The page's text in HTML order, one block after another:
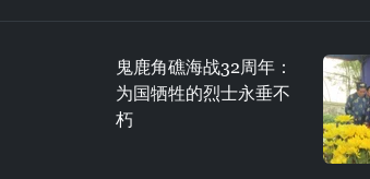
鬼鹿角礁海战32周年：
为国牺牲的烈士永垂不
朽